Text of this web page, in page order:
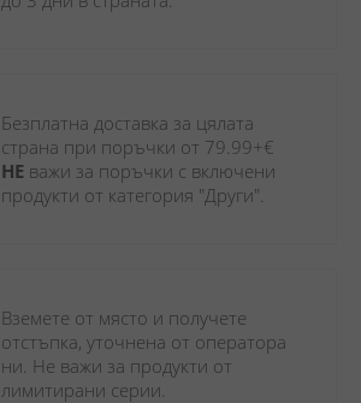
Безплатна доставка за цялата
НЕ важи за поръчки с включени
продукти от категория "Други".
Вземете от място и получете
отстъпка, уточнена от оператора
ни. Не важи за продукти от
лимитирани серии.